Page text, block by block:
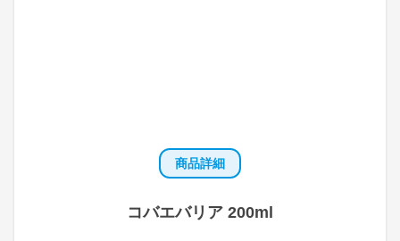
商品詳細
コバエバリア 200ml